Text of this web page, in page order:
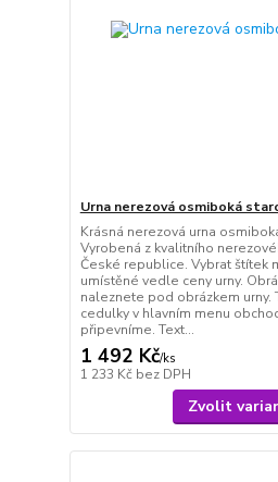
Urna nerezová osmiboká
Krásná nerezová urna
Vyrobená z kvalitního
České republice. Vybrat štítek
umístěné vedle ceny urny.
naleznete pod obrázkem urny.
cedulky v hlavním menu
připevníme. Text...
1 492 Kč/ks
1 233 Kč bez DPH
Zvolit